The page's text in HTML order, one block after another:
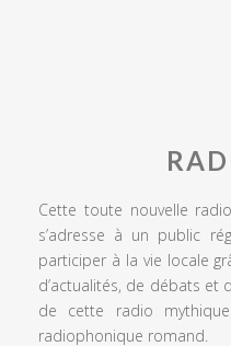
Cette toute nouvelle
s’adresse à un public
participer à la vie locale
d’actualités, de débats et
de cette radio
radiophonique romand.